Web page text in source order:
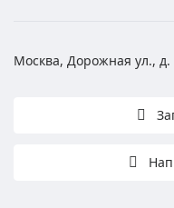
Москва, Дорожная ул., д.